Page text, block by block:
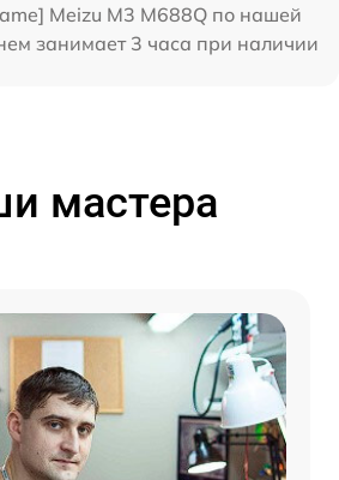
Meizu M3 M688Q по нашей
занимает 3 часа при наличии
мастера